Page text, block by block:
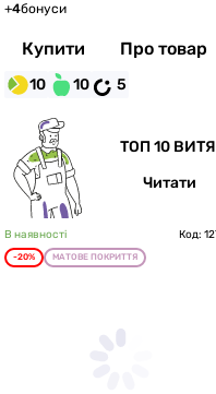
+4бонуси
Купити Про товар
10 10 5
ТОП 10
Читати
В наявності Код:
-20% МАТОВЕ ПОКРИТТЯ